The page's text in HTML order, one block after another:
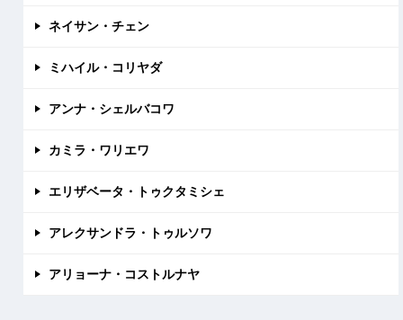
ネイサン・チェン
ミハイル・コリヤダ
アンナ・シェルバコワ
カミラ・ワリエワ
エリザベータ・トゥクタミシェ
アレクサンドラ・トゥルソワ
アリョーナ・コストルナヤ